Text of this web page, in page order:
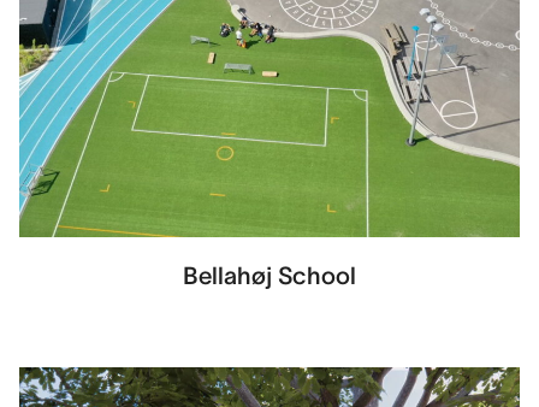
Bellahøj School